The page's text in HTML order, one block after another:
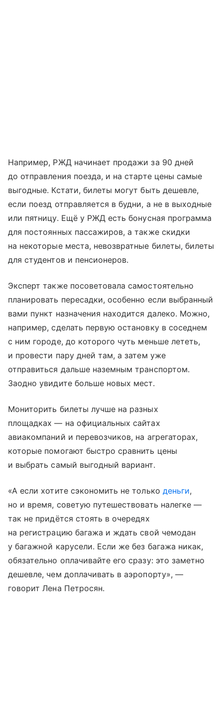
Например, РЖД начинает продажи за 90 дней
до отправления поезда, и на старте цены самые
выгодные. Кстати, билеты могут быть дешевле,
если поезд отправляется в будни, а не в выходные
или пятницу. Ещё у РЖД есть бонусная программа
для постоянных пассажиров, а также скидки
на некоторые места, невозвратные билеты, билеты
для студентов и пенсионеров.
Эксперт также посоветовала самостоятельно
планировать пересадки, особенно если выбранный
вами пункт назначения находится далеко. Можно,
например, сделать первую остановку в соседнем
с ним городе, до которого чуть меньше лететь,
и провести пару дней там, а затем уже
отправиться дальше наземным транспортом.
Заодно увидите больше новых мест.
Мониторить билеты лучше на разных
площадках — на официальных сайтах
авиакомпаний и перевозчиков, на агрегаторах,
которые помогают быстро сравнить цены
и выбрать самый выгодный вариант.
«А если хотите сэкономить не только деньги,
но и время, советую путешествовать налегке —
так не придётся стоять в очередях
на регистрацию багажа и ждать свой чемодан
у багажной карусели. Если же без багажа никак,
обязательно оплачивайте его сразу: это заметно
дешевле, чем доплачивать в аэропорту», —
говорит Лена Петросян.